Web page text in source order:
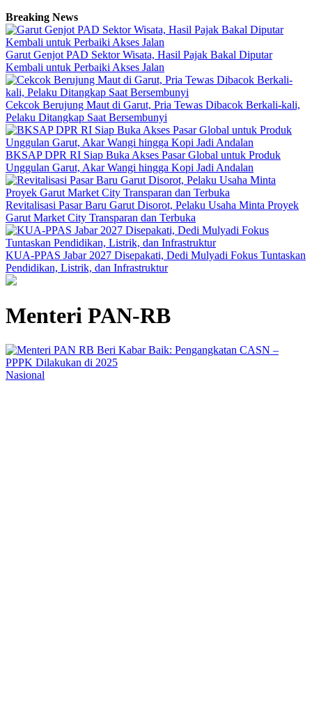
Breaking News
Garut Genjot PAD Sektor Wisata, Hasil Pajak Bakal Diputar
Kembali untuk Perbaiki Akses Jalan
Cekcok Berujung Maut di Garut, Pria Tewas Dibacok Berkali-kali,
Pelaku Ditangkap Saat Bersembunyi
BKSAP DPR RI Siap Buka Akses Pasar Global untuk Produk
Unggulan Garut, Akar Wangi hingga Kopi Jadi Andalan
Revitalisasi Pasar Baru Garut Disorot, Pelaku Usaha Minta Proyek
Garut Market City Transparan dan Terbuka
KUA-PPAS Jabar 2027 Disepakati, Dedi Mulyadi Fokus Tuntaskan
Pendidikan, Listrik, dan Infrastruktur
Menteri PAN-RB
Nasional